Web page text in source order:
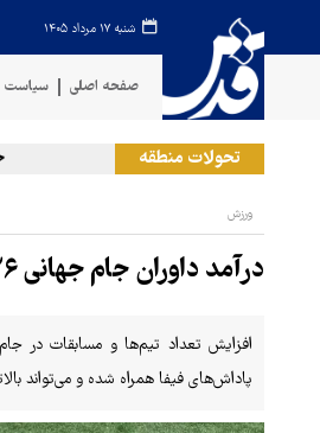
شنبه ۱۷ مرداد ۱۴۰۵
صفحه اصلی سیاست
تحولات منطقه
ورزش
درآمد داوران جام جهانی ۲۰۲۶ چقدر خواهد بود؟
پاداش‌های فیفا همراه شده و می‌تواند